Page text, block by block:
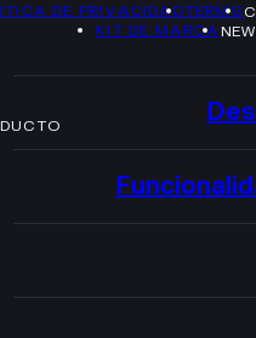
DE PRIVACIDADTERMS
KIT DE MARCA